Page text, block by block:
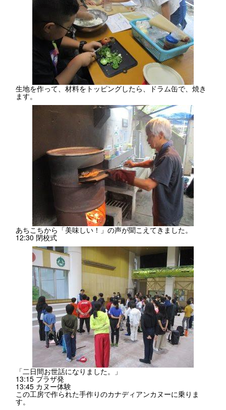
生地を作って、材料をトッピングしたら、ドラム缶で、焼き
ます。
あちこちから「美味しい！」の声が聞こえてきました。
12:30 閉校式
「二日間お世話になりました。」
13:15 プラザ発
13:45 カヌー体験
この工房で作られた手作りのカナディアンカヌーに乗りま
す。